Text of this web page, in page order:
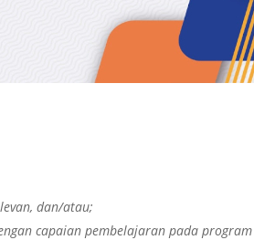
dan/atau;
capaian pembelajaran pada program